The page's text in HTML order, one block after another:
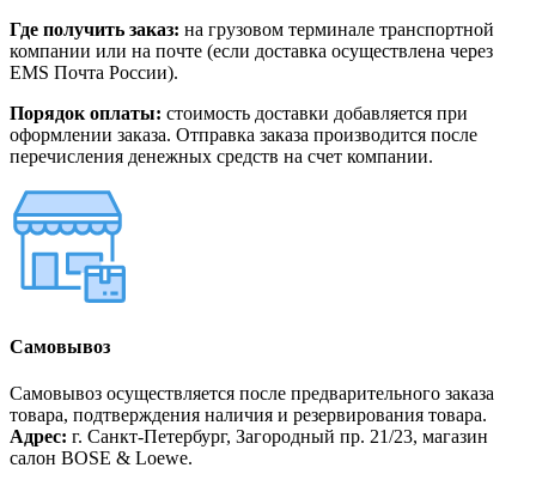
Где получить заказ: на грузовом терминале транспортной
компании или на почте (если доставка осуществлена через
EMS Почта России).
Порядок оплаты: стоимость доставки добавляется при
оформлении заказа. Отправка заказа производится после
перечисления денежных средств на счет компании.
Самовывоз
Самовывоз осуществляется после предварительного заказа
товара, подтверждения наличия и резервирования товара.
Адрес: г. Санкт-Петербург, Загородный пр. 21/23, магазин
салон BOSE & Loewe.